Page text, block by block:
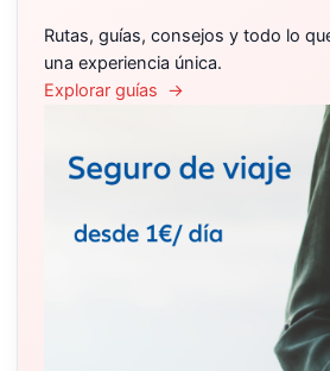
Rutas, guías, consejos y todo lo
una experiencia única.
Explorar guías →